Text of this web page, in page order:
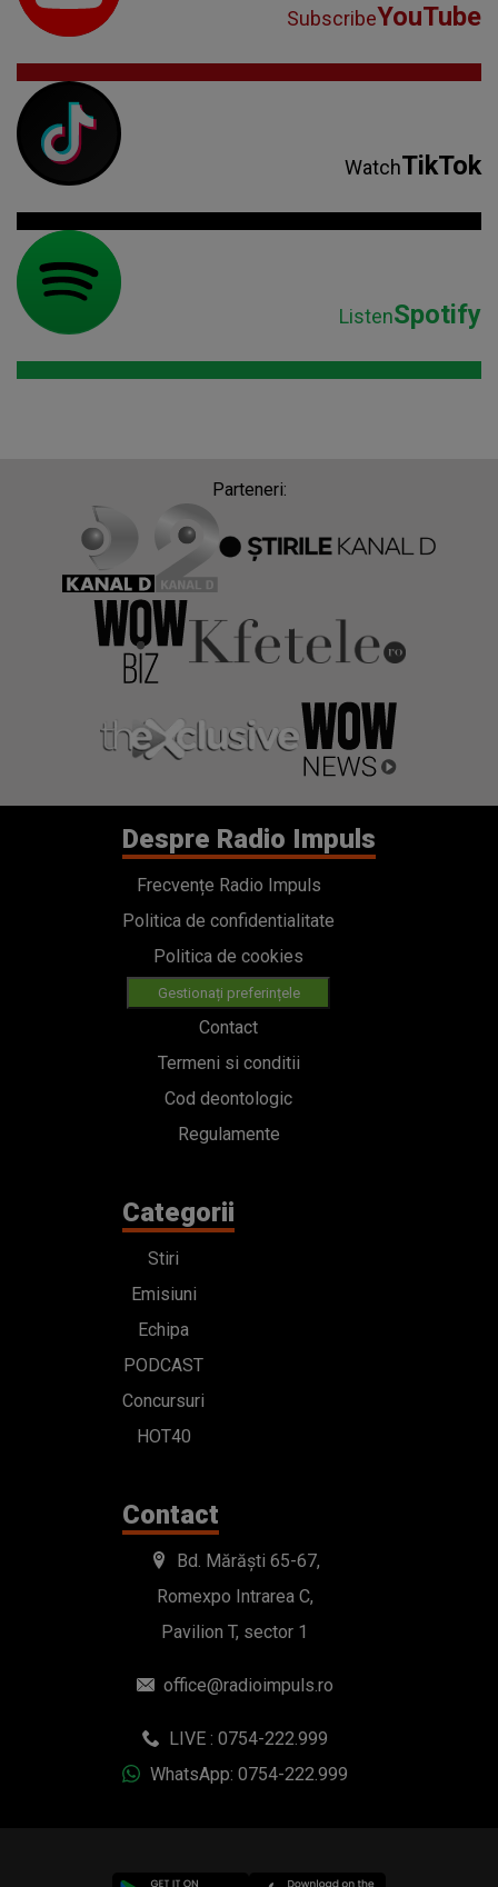
SubscribeYouTube
WatchTikTok
ListenSpotify
Parteneri:
Despre Radio Impuls
Frecvențe Radio Impuls
Politica de confidentialitate
Politica de cookies
Gestionați preferințele
Contact
Termeni si conditii
Cod deontologic
Regulamente
Categorii
Stiri
Emisiuni
Echipa
PODCAST
Concursuri
HOT40
Contact
Bd. Mărăști 65-67,
Romexpo Intrarea C,
Pavilion T, sector 1
office@radioimpuls.ro
LIVE : 0754-222.999
WhatsApp: 0754-222.999